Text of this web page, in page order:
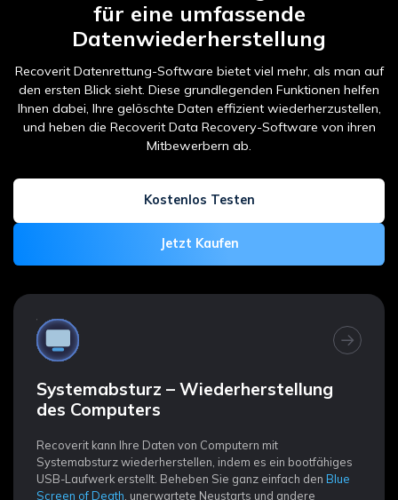
für eine umfassende
Datenwiederherstellung
Recoverit Datenrettung-Software bietet viel mehr, als man auf
den ersten Blick sieht. Diese grundlegenden Funktionen helfen
Ihnen dabei, Ihre gelöschte Daten effizient wiederherzustellen,
und heben die Recoverit Data Recovery-Software von ihren
Mitbewerbern ab.
Kostenlos Testen
Jetzt Kaufen
NAS-Datenwiederherstellung
verlorene Daten von ausgefallenen oder beschädigten NAS-
Servern wie Synology, QNAP und Thecus aus der Ferne
wiederherstellen. Sie müssen die Festplatte nicht vom NAS
trennen.